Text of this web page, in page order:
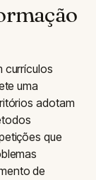
currículos
uma
adotam
que
de